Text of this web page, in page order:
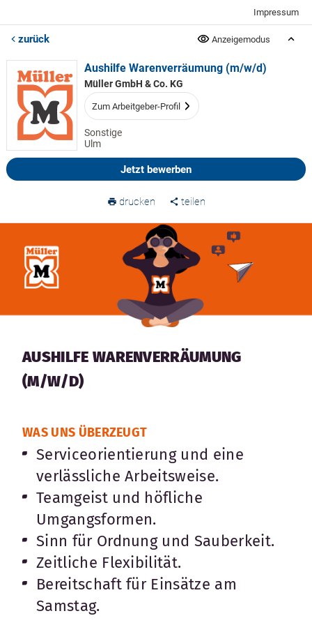
Impressum
zurück Anzeigemodus
Aushilfe Warenverräumung (m/w/d)
Müller GmbH & Co. KG
Zum Arbeitgeber-Profil
Sonstige
Ulm
Jetzt bewerben
drucken teilen
Karte anzeigen